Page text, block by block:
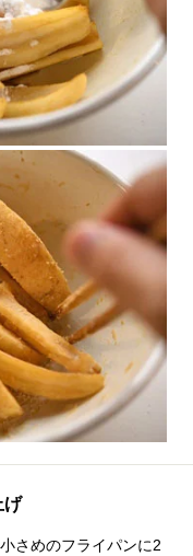
げ
さめのフライパンに2